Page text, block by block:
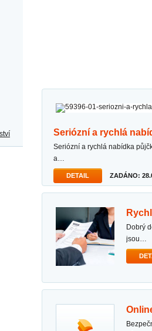
seriózní a rychlá
seriózní a rychlá nabídka půjčky dobrý den, s cílem pomoci vám překonat různé finanční starosti
a…
DETAIL ZADÁNO:
dobrý den, jsem soukromý věřitel a nabízím osobní půjčky pro každého. podmínky mé půjčky
jsou…
bezpečné a poctivé online půjčky jsem certifikovaný, seriózní, legitimní a akreditovaný věřitel.